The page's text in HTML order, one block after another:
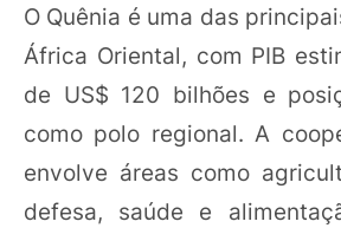
O Quênia é uma das
África Oriental, com PIB
de US$ 120 bilhões e
como polo regional. A
envolve áreas como
defesa, saúde e